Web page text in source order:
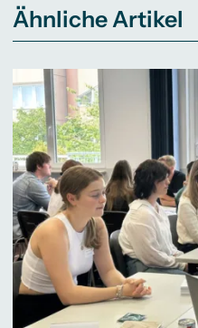
Ähnliche Artikel